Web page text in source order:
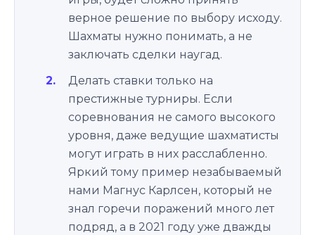
верное решение по выбору исходу.
Шахматы нужно понимать, а не
заключать сделки наугад.
Делать ставки только на
престижные турниры. Если
соревнования не самого высокого
уровня, даже ведущие шахматисты
могут играть в них расслабленно.
Яркий тому пример незабываемый
нами Магнус Карлсен, который не
знал горечи поражений много лет
подряд, а в 2021 году уже дважды